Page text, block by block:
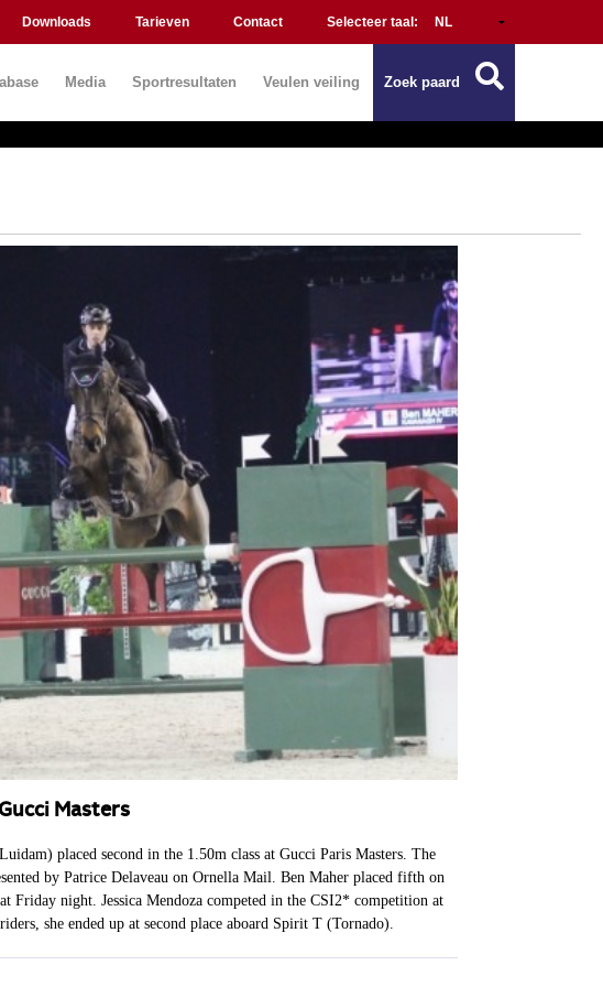
Downloads Tarieven Contact Selecteer taal:
Media Sportresultaten Veulen veiling Zoek paard
Masters
placed second in the 1.50m class at Gucci Paris Masters. The
by Patrice Delaveau on Ornella Mail. Ben Maher placed fifth on
Friday night. Jessica Mendoza competed in the CSI2* competition at
she ended up at second place aboard Spirit T (Tornado).